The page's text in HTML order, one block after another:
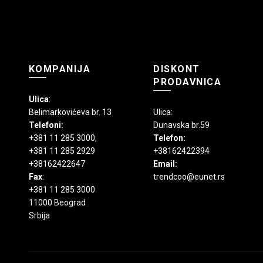
KOMPANIJA
Ulica:
Belimarkovićeva br. 13
Telefoni:
+381 11 285 3000,
+381 11 285 2929
+38162422647
Fax:
+381 11 285 3000
11000 Beograd
Srbija
DISKONT
PRODAVNICA
Ulica:
Dunavska br.59
Telefon:
+38162422394
Email:
trendcoo@eunet.rs